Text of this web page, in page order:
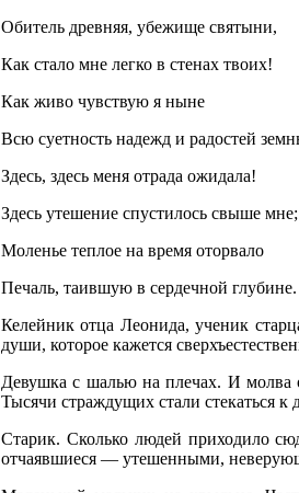
Обитель древняя, убежище святыни,
Как стало мне легко в стенах твоих!
Как живо чувствую я ныне
Всю суетность надежд и радостей
Здесь, здесь меня отрада ожидала!
Здесь утешение спустилось свыше мне;
Моленье теплое на время оторвало
Печаль, таившую в сердечной глубине.
Келейник отца Леонида, ученик
души, которое кажется
Девушка с шалью на плечах. И молва
Тысячи страждущих стали стекаться к
Старик. Сколько людей приходило
отчаявшиеся — утешенными,